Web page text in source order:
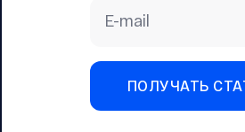
E-mail
ПОЛУЧАТЬ